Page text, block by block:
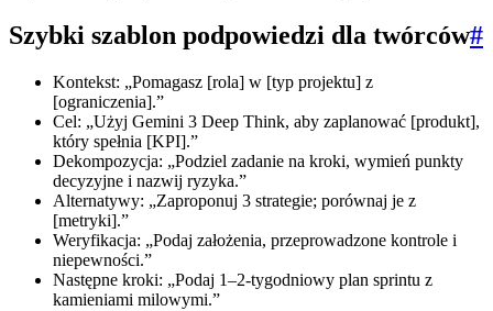
Szybki szablon podpowiedzi dla twórców#
Kontekst: „Pomagasz [rola] w [typ projektu] z
[ograniczenia].”
Cel: „Użyj Gemini 3 Deep Think, aby zaplanować [produkt],
który spełnia [KPI].”
Dekompozycja: „Podziel zadanie na kroki, wymień punkty
decyzyjne i nazwij ryzyka.”
Alternatywy: „Zaproponuj 3 strategie; porównaj je z
[metryki].”
Weryfikacja: „Podaj założenia, przeprowadzone kontrole i
niepewności.”
Następne kroki: „Podaj 1–2-tygodniowy plan sprintu z
kamieniami milowymi.”